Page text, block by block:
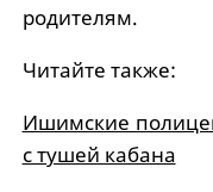
родителям.
Читайте также:
Ишимские
с тушей кабана